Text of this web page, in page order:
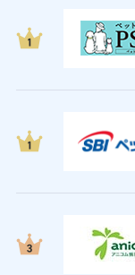
japan.co.jp/)
ＳＯＭＰＯダ
チューリッヒ
(https://
日新火災海上
三井住友海上
ins.com/)
三井ダイレク